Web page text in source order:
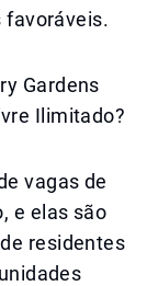
favoráveis.
Gardens
Ilimitado?
vagas de
e elas são
residentes